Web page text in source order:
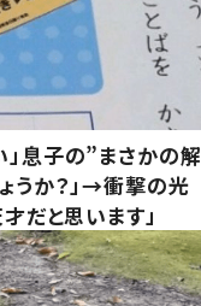
」息子の”まさかの解
うか？」→衝撃の光
だと思います」